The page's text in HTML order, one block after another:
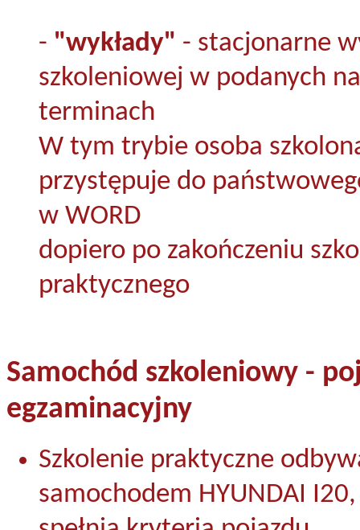
- "wykłady" - stacjonarne
szkoleniowej w podanych
terminach
W tym trybie osoba
przystępuje do
w WORD
dopiero po zakończeniu
praktycznego
Samochód szkoleniowy -
egzaminacyjny
Szkolenie praktyczne
samochodem HYUNDAI